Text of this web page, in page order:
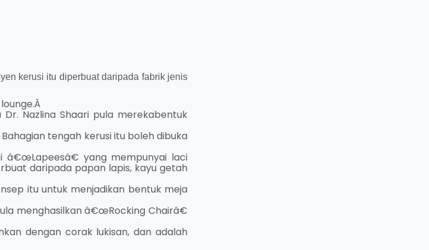
kerusi itu diperbuat daripada fabrik jenis
Dr. Nazlina Shaari pula merekabentuk
tengah kerusi itu boleh dibuka
â€œLapeesâ€ yang mempunyai laci
daripada papan lapis, kayu getah
itu untuk menjadikan bentuk meja
menghasilkan â€œRocking Chairâ€
dengan corak lukisan, dan adalah